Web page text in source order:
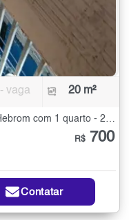
- vaga 20 m²
Casa Térrea para Alugar no Jardim Hebrom com 1 quarto - 20 m²
R$ 700
Contatar